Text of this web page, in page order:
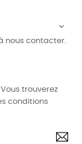

nous contacter.
trouverez
conditions